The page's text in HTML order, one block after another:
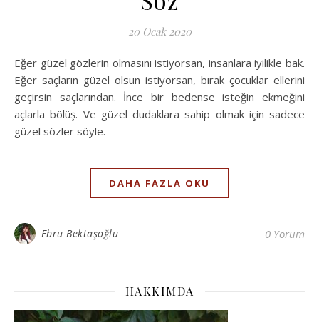
20 Ocak 2020
Eğer güzel gözlerin olmasını istiyorsan, insanlara iyilikle bak.
Eğer saçların güzel olsun istiyorsan, bırak çocuklar ellerini
geçirsin saçlarından. İnce bir bedense isteğin ekmeğini
açlarla bölüş. Ve güzel dudaklara sahip olmak için sadece
güzel sözler söyle.
DAHA FAZLA OKU
Ebru Bektaşoğlu 0 Yorum
HAKKIMDA